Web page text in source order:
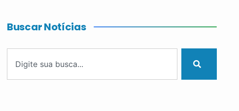
Buscar Notícias